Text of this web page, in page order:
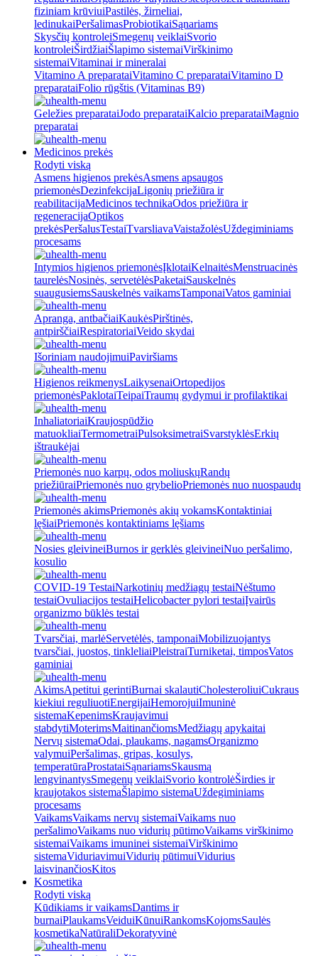
fiziniam krūviuiPastilės, žirneliai,
ledinukaiPeršalimasProbiotikaiSąnariams
Skysčių kontroleiSmegenų veiklaiSvorio
kontroleiŠirdžiaiŠlapimo sistemaiVirškinimo
sistemaiVitaminai ir mineralai
Vitamino A preparataiVitamino C preparataiVitamino D
preparataiFolio rūgštis (Vitaminas B9)
Geležies preparataiJodo preparataiKalcio preparataiMagnio
preparatai
Medicinos prekės
Rodyti viską
Asmens higienos prekėsAsmens apsaugos
priemonėsDezinfekcijaLigonių priežiūra ir
reabilitacijaMedicinos technikaOdos priežiūra ir
regeneracijaOptikos
prekėsPeršalusTestaiTvarsliavaVaistažolėsUždegiminiams
procesams
Intymios higienos priemonėsĮklotaiKelnaitėsMenstruacinės
taurelėsNosinės, servetėlėsPaketaiSauskelnės
suaugusiemsSauskelnės vaikamsTamponaiVatos gaminiai
Apranga, antbačiaiKaukėsPirštinės,
antpirščiaiRespiratoriaiVeido skydai
Išoriniam naudojimuiPaviršiams
Higienos reikmenysLaikysenaiOrtopedijos
priemonėsPaklotaiTeipaiTraumų gydymui ir profilaktikai
InhaliatoriaiKraujospūdžio
matuokliaiTermometraiPulsoksimetraiSvarstyklėsErkių
ištraukėjai
Priemonės nuo karpų, odos moliuskųRandų
priežiūraiPriemonės nuo grybelioPriemonės nuo nuospaudų
Priemonės akimsPriemonės akių vokamsKontaktiniai
lęšiaiPriemonės kontaktiniams lęšiams
Nosies gleivineiBurnos ir gerklės gleivineiNuo peršalimo,
kosulio
COVID-19 TestaiNarkotinių medžiagų testaiNėštumo
testaiOvuliacijos testaiHelicobacter pylori testaiĮvairūs
organizmo būklės testai
Tvarsčiai, marlėServetėlės, tamponaiMobilizuojantys
tvarsčiai, juostos, tinkleliaiPleistraiTurniketai, timposVatos
gaminiai
AkimsApetitui gerintiBurnai skalautiCholesteroliuiCukraus
kiekiui reguliuotiEnergijaiHemorojuiImuninė
sistemaKepenimsKraujavimui
stabdytiMoterimsMaitinančiomsMedžiagų apykaitai
Nervų sistemaOdai, plaukams, nagamsOrganizmo
valymuiPeršalimas, gripas, kosulys,
temperatūraProstataiSąnariamsSkausmą
lengvinantysSmegenų veiklaiSvorio kontrolėŠirdies ir
kraujotakos sistemaŠlapimo sistemaUždegiminiams
procesams
VaikamsVaikams nervų sistemaiVaikams nuo
peršalimoVaikams nuo vidurių pūtimoVaikams virškinimo
sistemaiVaikams imuninei sistemaiVirškinimo
sistemaViduriavimuiVidurių pūtimuiVidurius
laisvinančiosKitos
Kosmetika
Rodyti viską
Kūdikiams ir vaikamsDantims ir
burnaiPlaukamsVeiduiKūnuiRankomsKojomsSaulės
kosmetikaNatūraliDekoratyvinė